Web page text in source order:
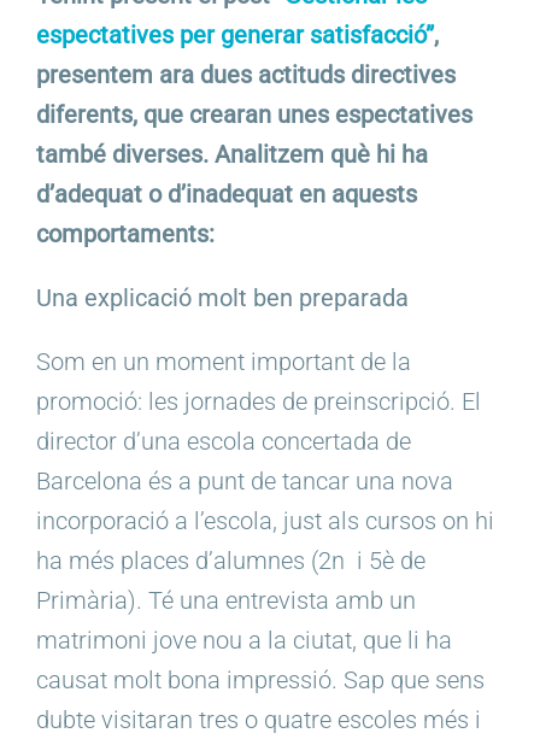
espectatives per generar satisfacció”,
presentem ara dues actituds directives
diferents, que crearan unes espectatives
també diverses. Analitzem què hi ha
d’adequat o d’inadequat en aquests
comportaments:
Una explicació molt ben preparada
Som en un moment important de la
promoció: les jornades de preinscripció. El
director d’una escola concertada de
Barcelona és a punt de tancar una nova
incorporació a l’escola, just als cursos on hi
ha més places d’alumnes (2n i 5è de
Primària). Té una entrevista amb un
matrimoni jove nou a la ciutat, que li ha
causat molt bona impressió. Sap que sens
dubte visitaran tres o quatre escoles més i